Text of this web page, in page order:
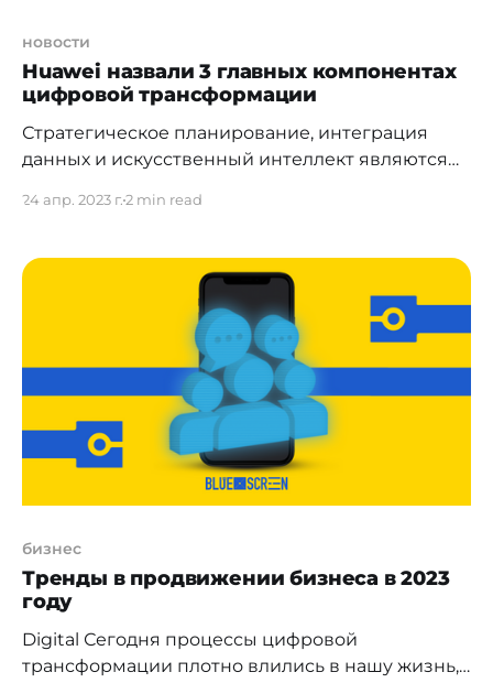
новости
Huawei назвали 3 главных компонентах
цифровой трансформации
Стратегическое планирование, интеграция
данных и искусственный интеллект являются
цифровой трансформации. Такими данными
[https://www.huawei.com/en/events/has]
эксперты компании Huawei на юбилейном 20-м
ежегодном саммите Huawei Global Analyst
Summit, прошедшем 19-20 апреля в
Шэньчжэне. Саммит объединил свыше 1000
отраслевых и финансовых аналитиков,
ключевых
24 апр. 2023 г.2 min read
бизнес
Тренды в продвижении бизнеса в 2023
году
Digital Сегодня процессы цифровой
трансформации плотно влились в нашу жизнь,